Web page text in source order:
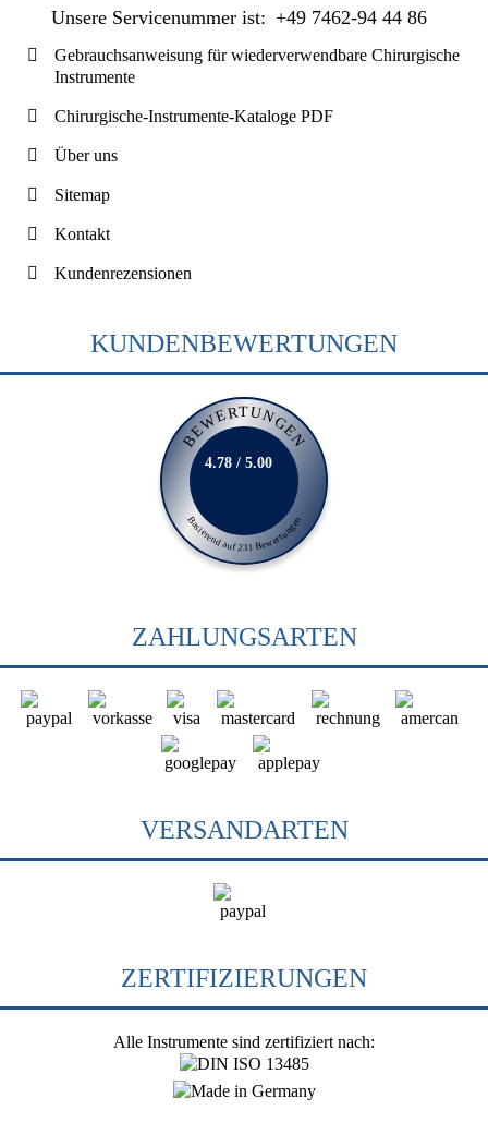
Unsere Servicenummer ist: +49 7462-94 44 86
Gebrauchsanweisung für wiederverwendbare Chirurgische
Instrumente
Chirurgische-Instrumente-Kataloge PDF
Über uns
Sitemap
Kontakt
Kundenrezensionen
KUNDENBEWERTUNGEN
BEWERTUNGEN
Basierend auf 231 Bewertungen
4.78 / 5.00
ZAHLUNGSARTEN
VERSANDARTEN
ZERTIFIZIERUNGEN
Alle Instrumente sind zertifiziert nach: